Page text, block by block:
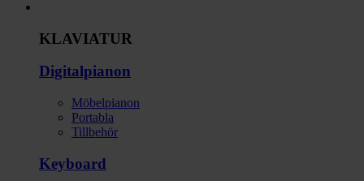
KLAVIATUR
Digitalpianon
Möbelpianon
Portabla
Tillbehör
Keyboard